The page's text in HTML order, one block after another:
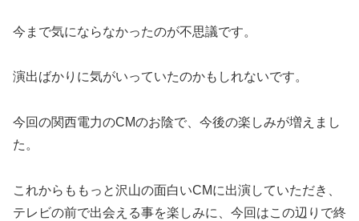
今まで気にならなかったのが不思議です。
演出ばかりに気がいっていたのかもしれないです。
今回の関西電力のCMのお陰で、今後の楽しみが増えまし
た。
これからももっと沢山の面白いCMに出演していただき、
テレビの前で出会える事を楽しみに、今回はこの辺りで終